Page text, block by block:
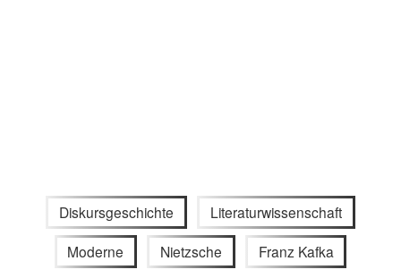
Diskursgeschichte Literaturwissenschaft
Moderne Nietzsche Franz Kafka